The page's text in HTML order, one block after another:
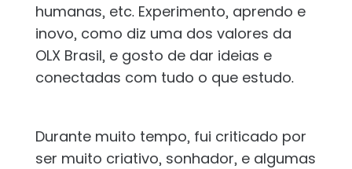
humanas, etc. Experimento, aprendo e
inovo, como diz uma dos valores da
OLX Brasil, e gosto de dar ideias e
conectadas com tudo o que estudo.
Durante muito tempo, fui criticado por
ser muito criativo, sonhador, e algumas